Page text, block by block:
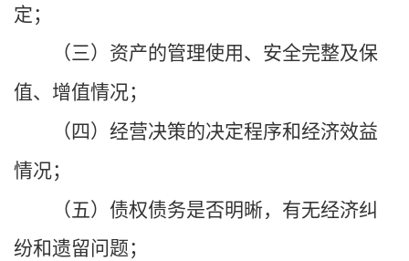
定；
（三）资产的管理使用、 安全完整及保
值、增值情况；
（四）经营决策的决定程序和经济效益
情况；
（五）债权债务是否明晰，有无经济纠
纷和遗留问题；